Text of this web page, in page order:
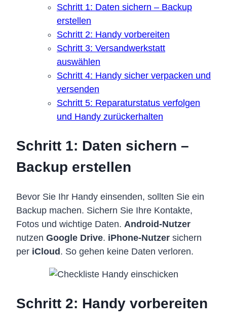
Schritt 1: Daten sichern – Backup
erstellen
Schritt 2: Handy vorbereiten
Schritt 3: Versandwerkstatt
auswählen
Schritt 4: Handy sicher verpacken und
versenden
Schritt 5: Reparaturstatus verfolgen
und Handy zurückerhalten
Schritt 1: Daten sichern –
Backup erstellen
Bevor Sie Ihr Handy einsenden, sollten Sie ein
Backup machen. Sichern Sie Ihre Kontakte,
Fotos und wichtige Daten. Android-Nutzer
nutzen Google Drive. iPhone-Nutzer sichern
per iCloud. So gehen keine Daten verloren.
Schritt 2: Handy vorbereiten